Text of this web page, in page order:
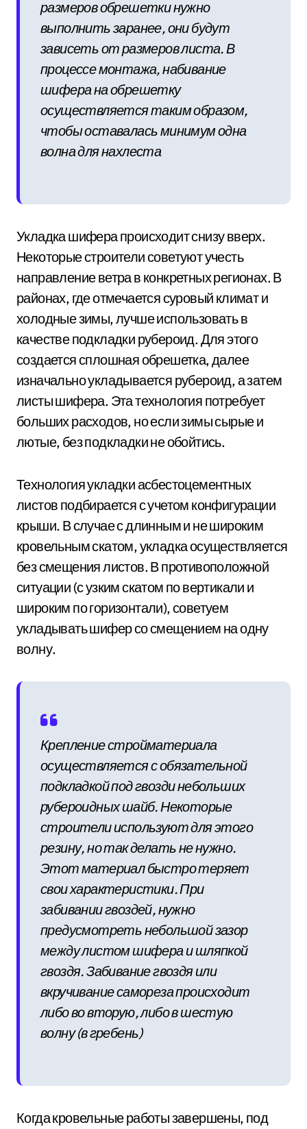
размеров обрешетки нужно
выполнить заранее, они будут
зависеть от размеров листа. В
процессе монтажа, набивание
шифера на обрешетку
осуществляется таким образом,
чтобы оставалась минимум одна
волна для нахлеста
Укладка шифера происходит снизу вверх.
Некоторые строители советуют учесть
направление ветра в конкретных регионах. В
районах, где отмечается суровый климат и
холодные зимы, лучше использовать в
качестве подкладки рубероид. Для этого
создается сплошная обрешетка, далее
изначально укладывается рубероид, а затем
листы шифера. Эта технология потребует
больших расходов, но если зимы сырые и
лютые, без подкладки не обойтись.
Технология укладки асбестоцементных
листов подбирается с учетом конфигурации
крыши. В случае с длинным и не широким
кровельным скатом, укладка осуществляется
без смещения листов. В противоположной
ситуации (с узким скатом по вертикали и
широким по горизонтали), советуем
укладывать шифер со смещением на одну
волну.
Крепление стройматериала
осуществляется с обязательной
подкладкой под гвозди небольших
рубероидных шайб. Некоторые
строители используют для этого
резину, но так делать не нужно.
Этот материал быстро теряет
свои характеристики. При
забивании гвоздей, нужно
предусмотреть небольшой зазор
между листом шифера и шляпкой
гвоздя. Забивание гвоздя или
вкручивание самореза происходит
либо во вторую, либо в шестую
волну (в гребень)
Когда кровельные работы завершены, под